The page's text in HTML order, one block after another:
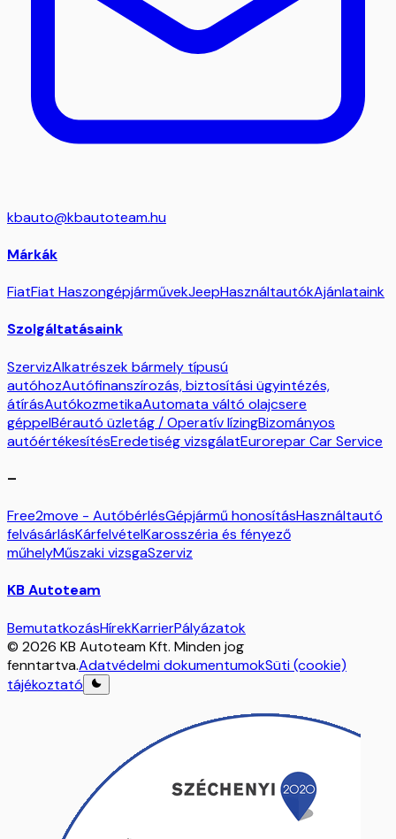
kbauto@kbautoteam.hu
Márkák
FiatFiat HaszongépjárművekJeepHasználtautókAjánlataink
Szolgáltatásaink
SzervizAlkatrészek bármely típusú
autóhozAutófinanszírozás, biztosítási ügyintézés,
átírásAutókozmetikaAutomata váltó olajcsere
géppelBérautó üzletág / Operatív lízingBizományos
autóértékesítésEredetiség vizsgálatEurorepar Car Service
–
Free2move - AutóbérlésGépjármű honosításHasználtautó
felvásárlásKárfelvételKarosszéria és fényező
műhelyMűszaki vizsgaSzerviz
KB Autoteam
BemutatkozásHírekKarrierPályázatok
© 2026 KB Autoteam Kft. Minden jog
fenntartva.Adatvédelmi dokumentumokSüti (cookie)
tájékoztató